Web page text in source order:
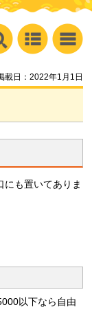
載日：2022年1月1日
も置いてありま
以下なら自由